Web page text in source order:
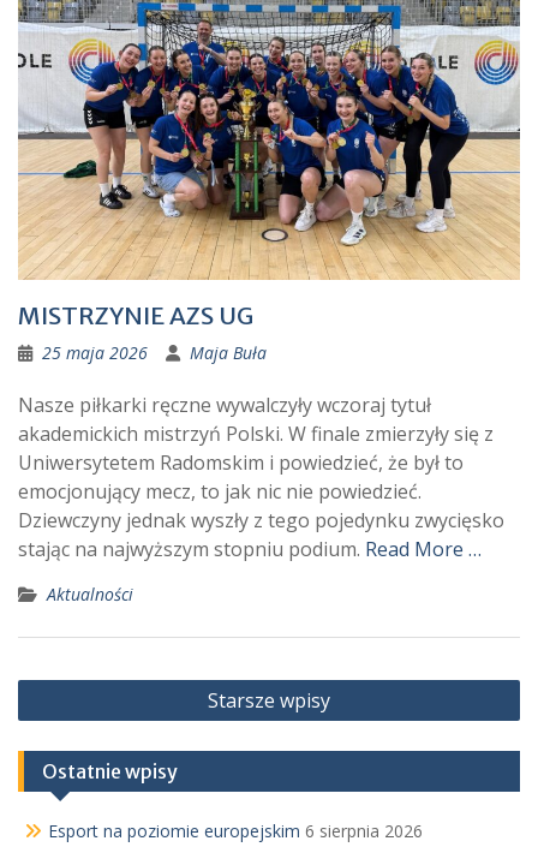
MISTRZYNIE AZS UG
25 maja 2026 Maja Buła
Nasze piłkarki ręczne wywalczyły wczoraj tytuł
akademickich mistrzyń Polski. W finale zmierzyły się z
Uniwersytetem Radomskim i powiedzieć, że był to
emocjonujący mecz, to jak nic nie powiedzieć.
Dziewczyny jednak wyszły z tego pojedynku zwycięsko
stając na najwyższym stopniu podium. Read More …
Aktualności
Nawigacja
po
wpisach
Starsze wpisy
Ostatnie wpisy
Esport na poziomie europejskim 6 sierpnia 2026